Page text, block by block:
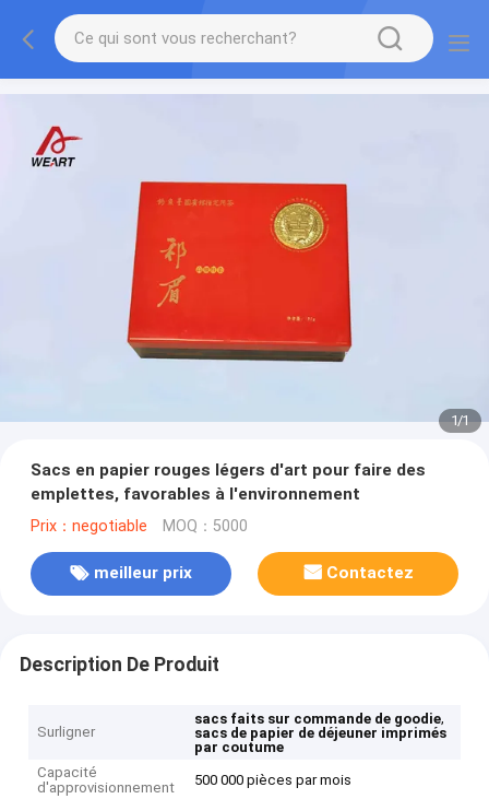
1/1
Sacs en papier rouges légers d'art pour faire des
emplettes, favorables à l'environnement
Prix：negotiable MOQ：5000
meilleur prix Contactez
Description De Produit
Surligner
sacs faits sur commande de goodie,
sacs de papier de déjeuner imprimés
par coutume
Capacité
d'approvisionnement
500 000 pièces par mois